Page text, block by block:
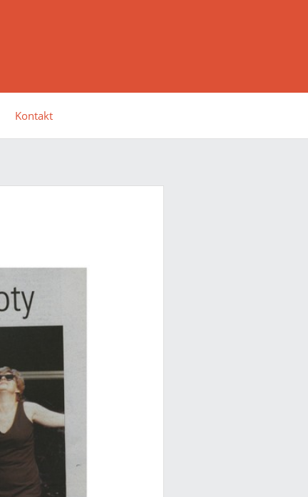
Kontakt